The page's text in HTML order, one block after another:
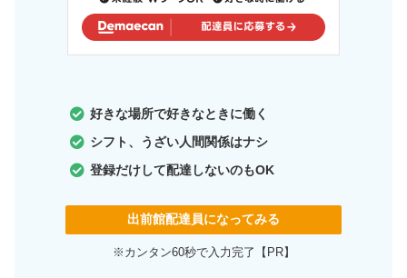
好きな場所で好きなときに働く
シフト、うざい人間関係はナシ
登録だけして配達しないのもOK
出前館配達員になってみる
※カンタン60秒で入力完了【PR】